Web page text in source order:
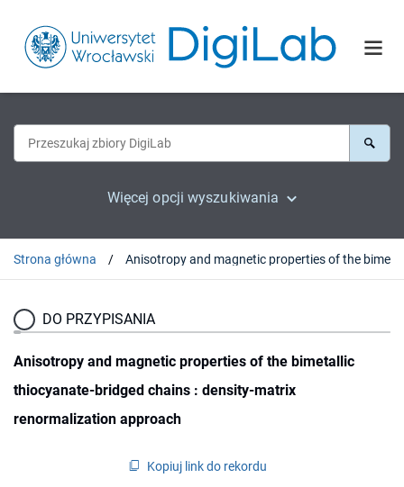
Więcej opcji wyszukiwania
Strona główna
DO PRZYPISANIA
Anisotropy and magnetic properties of the bimetallic
thiocyanate-bridged chains : density-matrix
renormalization approach
Kopiuj link do rekordu